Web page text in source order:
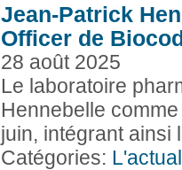
Jean-Patrick
Officer de
28 août 2025
Le laboratoire
Hennebelle
juin, intégrant ainsi
Catégories: